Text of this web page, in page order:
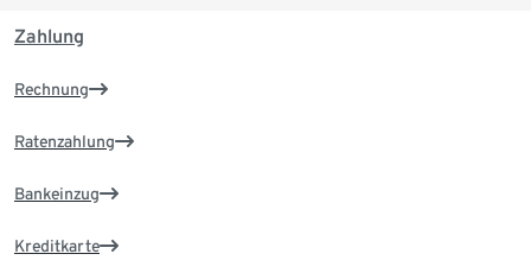
Zahlung
Rechnung
Ratenzahlung
Bankeinzug
Kreditkarte